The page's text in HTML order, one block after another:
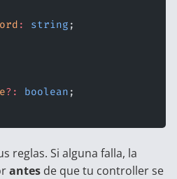
: string ;
?: boolean ;
reglas. Si alguna falla, la
antes de que tu controller se